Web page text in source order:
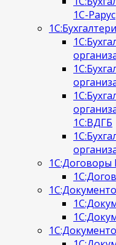
1С-Рарус
1С:ВДГБ